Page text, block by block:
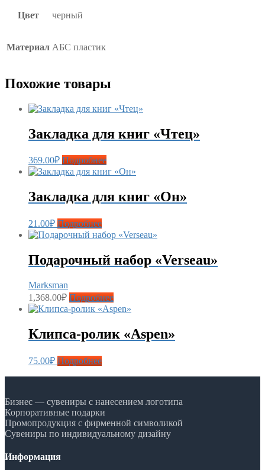
Цвет черный
Материал АБС пластик
Похожие товары
Закладка для книг «Чтец»
369.00₽ Подробнее
Закладка для книг «Он»
21.00₽ Подробнее
Подарочный набор «Verseau»
Marksman
1,368.00₽ Подробнее
Клипса-ролик «Aspen»
75.00₽ Подробнее
Бизнес — сувениры с нанесением логотипа
Корпоративные подарки
Промопродукция с фирменной символикой
Сувениры по индивидуальному дизайну
Информация